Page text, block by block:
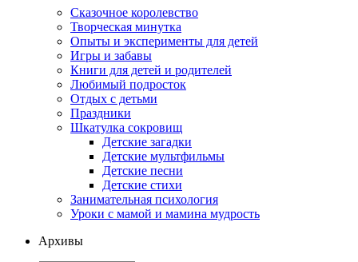
Сказочное королевство
Творческая минутка
Опыты и эксперименты для детей
Игры и забавы
Книги для детей и родителей
Любимый подросток
Отдых с детьми
Праздники
Шкатулка сокровищ
Детские загадки
Детские мультфильмы
Детские песни
Детские стихи
Занимательная психология
Уроки с мамой и мамина мудрость
Архивы